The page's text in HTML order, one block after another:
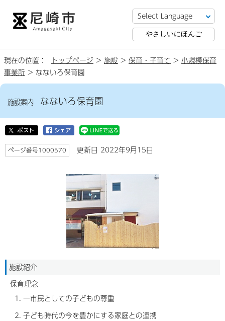
やさしいにほんご
現在の位置： トップページ > 施設 > 保育・子育て > 小規模保育
事業所 > なないろ保育園
施設案内 なないろ保育園
ページ番号1000570 更新日 2022年9月15日
施設紹介
保育理念
一市民としての子どもの尊重
子ども時代の今を豊かにする家庭との連携